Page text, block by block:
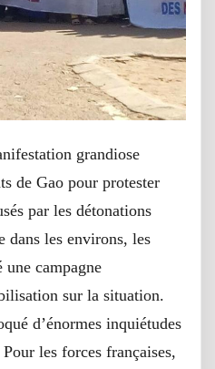
grandiose
de Gao pour protester
par les détonations
dans les environs, les
campagne
sur la situation.
d’énormes inquiétudes
les forces françaises,